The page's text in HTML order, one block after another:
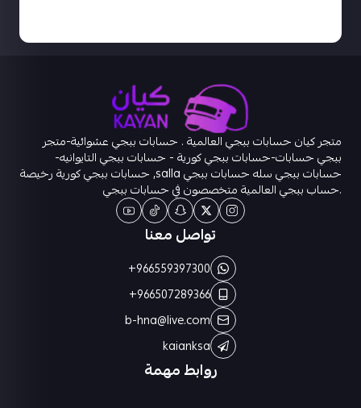
متجر كيان حسابات ببجي العالمية . حسابات ببجي عشوائية-متجر
ببجي حسابات-حسابات ببجي كورية - حسابات ببجي التايوانيه-
حسابات ببجي سله حسابات ببجي salla, حسابات ببجي كورية رخيصة
.حساب ببجي العالمية متخصصون في حسابات ببجي
روابط مهمة
تواصل معنا
+966559397300
+966507289366
b-hna@live.com
kaianksa